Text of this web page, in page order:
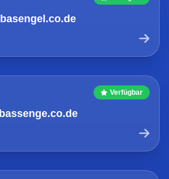
basengel.co.de
Verfügbar
bassenge.co.de